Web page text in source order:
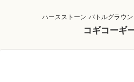
ハースストーン バトルグラウ
コギコーギ